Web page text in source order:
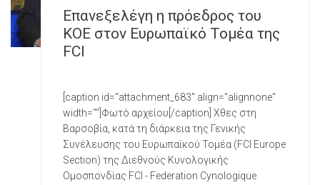
Επανεξελέγη η πρόεδρος του
ΚΟΕ στον Ευρωπαϊκό Τομέα της
FCI
[caption id="attachment_683" align="alignnone"
width=""]Φωτό αρχείου[/caption] Χθες στη
Βαρσοβία, κατά τη διάρκεια της Γενικής
Συνέλευσης του Ευρωπαϊκού Τομέα (FCI Europe
Section) της Διεθνούς Κυνολογικής
Ομοσπονδίας FCI - Federation Cynologique